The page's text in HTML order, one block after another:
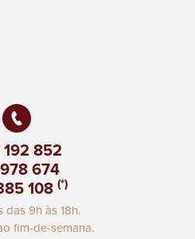
852
674
108 (*)
das 9h às 18h.
fim-de-semana.